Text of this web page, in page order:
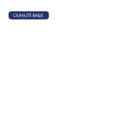
odbora